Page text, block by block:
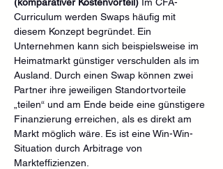
Curriculum werden Swaps häufig mit
diesem Konzept begründet. Ein
Unternehmen kann sich beispielsweise im
Heimatmarkt günstiger verschulden als im
Ausland. Durch einen Swap können zwei
Partner ihre jeweiligen Standortvorteile
„teilen“ und am Ende beide eine günstigere
Finanzierung erreichen, als es direkt am
Markt möglich wäre. Es ist eine Win-Win-
Situation durch Arbitrage von
Markteffizienzen.